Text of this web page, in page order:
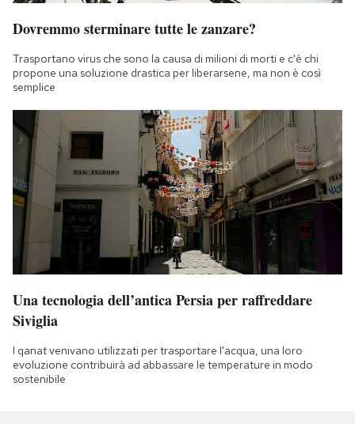
Dovremmo sterminare tutte le zanzare?
Trasportano virus che sono la causa di milioni di morti e c'è chi
propone una soluzione drastica per liberarsene, ma non è così
semplice
Una tecnologia dell’antica Persia per raffreddare
Siviglia
I qanat venivano utilizzati per trasportare l'acqua, una loro
evoluzione contribuirà ad abbassare le temperature in modo
sostenibile